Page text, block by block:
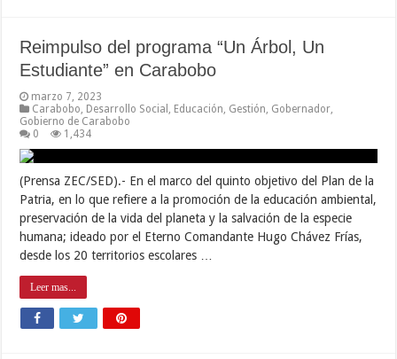
Reimpulso del programa “Un Árbol, Un
Estudiante” en Carabobo
marzo 7, 2023
Carabobo Desarrollo Social Educación Gestión Gobernador
Gobierno de Carabobo
0
1,434
(Prensa ZEC/SED).- En el marco del quinto objetivo del Plan de la
Patria, en lo que refiere a la promoción de la educación ambiental,
preservación de la vida del planeta y la salvación de la especie
humana; ideado por el Eterno Comandante Hugo Chávez Frías,
desde los 20 territorios escolares …
Leer mas...